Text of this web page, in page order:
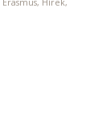
Erasmus, Hírek,